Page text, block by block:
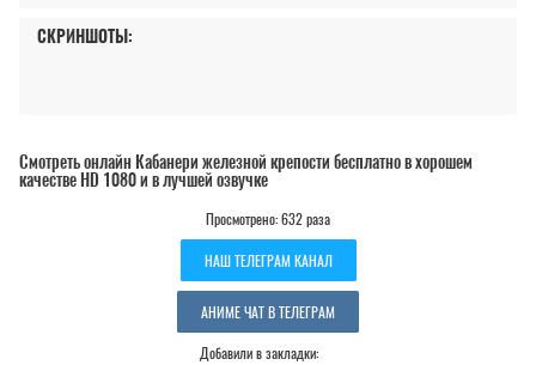
СКРИНШОТЫ:
Смотреть онлайн Кабанери железной крепости бесплатно в хорошем
качестве HD 1080 и в лучшей озвучке
Просмотрено: 632 раза
НАШ ТЕЛЕГРАМ КАНАЛ
АНИМЕ ЧАТ В ТЕЛЕГРАМ
Добавили в закладки: